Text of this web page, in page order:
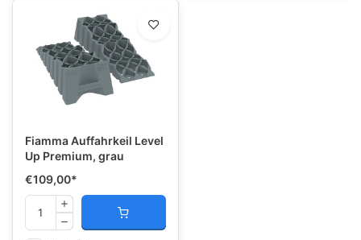
Fiamma Auffahrkeil Level
Up Premium, grau
€109,00*